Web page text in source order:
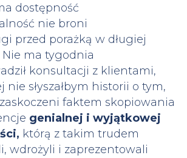
dostępność
nie broni
przed porażką w długiej
ma tygodnia
konsultacji z klientami,
nie słyszałbym historii o tym,
faktem skopiowania
genialnej i wyjątkowej
którą z takim trudem
wdrożyli i zaprezentowali